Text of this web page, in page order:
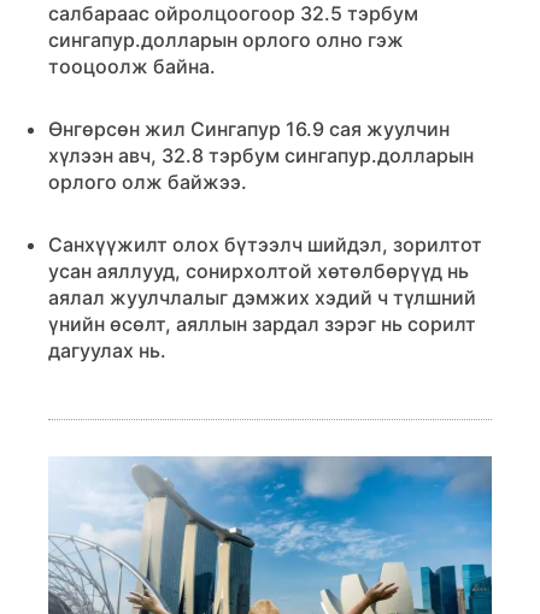
салбараас ойролцоогоор 32.5 тэрбум
сингапур.долларын орлого олно гэж
тооцоолж байна.
Өнгөрсөн жил Сингапур 16.9 сая жуулчин
хүлээн авч, 32.8 тэрбум сингапур.долларын
орлого олж байжээ.
Санхүүжилт олох бүтээлч шийдэл, зорилтот
усан аяллууд, сонирхолтой хөтөлбөрүүд нь
аялал жуулчлалыг дэмжих хэдий ч түлшний
үнийн өсөлт, аяллын зардал зэрэг нь сорилт
дагуулах нь.